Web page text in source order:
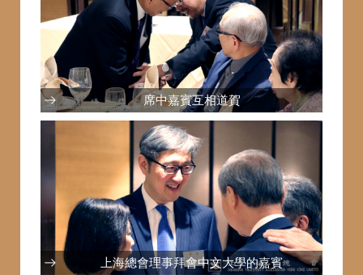
席中嘉賓互相道賀
上海總會理事拜會中文大學的嘉賓